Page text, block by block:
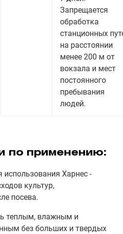
Запрещается
обработка
станционных
на расстоянии
менее 200 м от
вокзала и мест
постоянного
пребывания
людей.
по применению:
Харнес -
культур,
посева.
теплым, влажным и
без больших и твердых